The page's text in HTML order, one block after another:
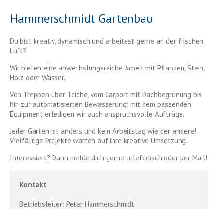
Hammerschmidt Gartenbau
Du bist kreativ, dynamisch und arbeitest gerne an der frischen
Luft?
Wir bieten eine abwechslungsreiche Arbeit mit Pflanzen, Stein,
Holz oder Wasser.
Von Treppen über Teiche, vom Carport mit Dachbegrünung bis
hin zur automatisierten Bewässerung: mit dem passenden
Equipment erledigen wir auch anspruchsvolle Aufträge.
Jeder Garten ist anders und kein Arbeitstag wie der andere!
Vielfältige Projekte warten auf ihre kreative Umsetzung.
Interessiert? Dann melde dich gerne telefonisch oder per Mail!
Kontakt
Betriebsleiter: Peter Hammerschmidt